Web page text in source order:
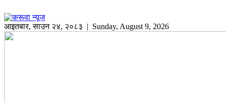
आइतबार,साउन २४, २०८३ | Sunday, August 9, 2026